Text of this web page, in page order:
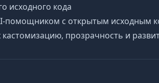
исходного кода
помощником с открытым исходным
прозрачность и